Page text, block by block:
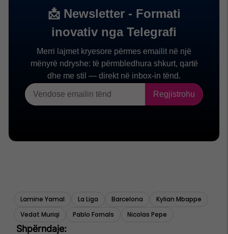
Lamine Yamal La Liga Barcelona
Kylian Mbappe
Vedat Muriqi
Pablo Fornals Nicolas Pepe